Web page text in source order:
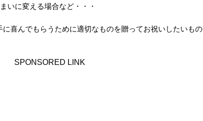
いに変える場合など・・・
喜んでもらうために適切なものを贈ってお祝いしたいもの
SPONSORED LINK